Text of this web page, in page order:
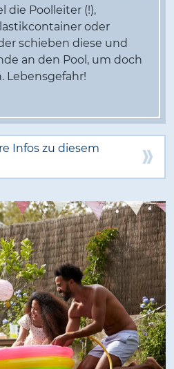
die Poolleiter (!),
oder
schieben diese und
an den Pool, um doch
Lebensgefahr!
Infos zu diesem